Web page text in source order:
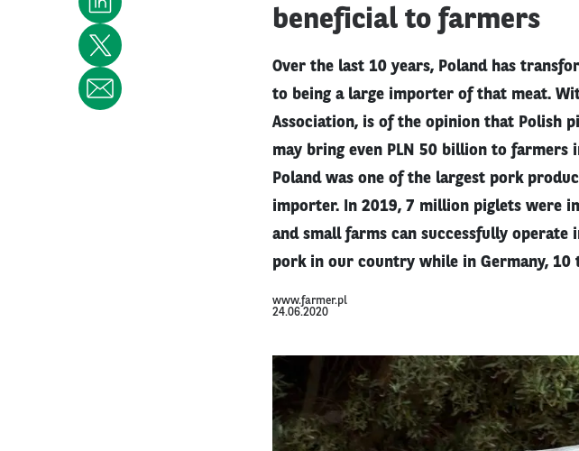
beneficial to farmers
Over the last 10 years, Poland has
to being a large importer of that meat.
Association, is of the opinion that Polish
may bring even PLN 50 billion to farmers
Poland was one of the largest pork
importer. In 2019, 7 million piglets were
and small farms can successfully operate
pork in our country while in Germany, 10
www.farmer.pl
24.06.2020